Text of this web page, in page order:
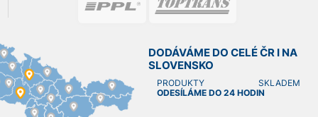
DODÁVÁME DO CELÉ ČR I NA
SLOVENSKO
PRODUKTY SKLADEM
ODESÍLÁME DO 24 HODIN